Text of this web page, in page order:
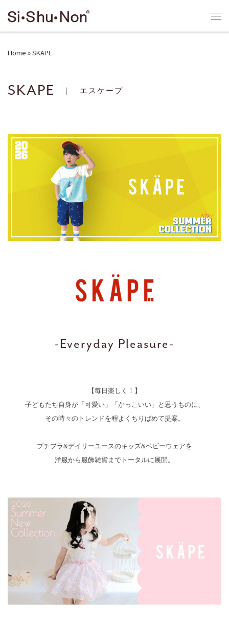
Skip to content
Home »SKAPE
SKAPE
-Everyday Pleasure-
【毎日楽しく！】
子どもたち自身が「可愛い」「かっこいい」と思うものに、
その時々のトレンドを程よくちりばめて提案。
プチプラ&デイリーユースのキッズ&ベビーウェアを
洋服から服飾雑貨までトータルに展開。